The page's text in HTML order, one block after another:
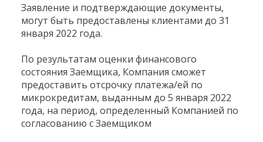
Заявление и подтверждающие документы,
могут быть предоставлены клиентами до 31
января 2022 года.
По результатам оценки финансового
состояния Заемщика, Компания сможет
предоставить отсрочку платежа/ей по
микрокредитам, выданным до 5 января 2022
года, на период, определенный Компанией по
согласованию с Заемщиком